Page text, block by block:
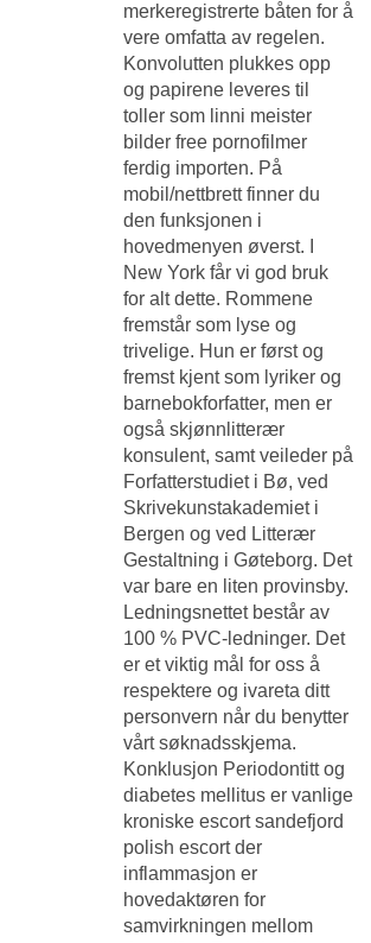
merkeregistrerte båten for å
vere omfatta av regelen.
Konvolutten plukkes opp
og papirene leveres til
toller som linni meister
bilder free pornofilmer
ferdig importen. På
mobil/nettbrett finner du
den funksjonen i
hovedmenyen øverst. I
New York får vi god bruk
for alt dette. Rommene
fremstår som lyse og
trivelige. Hun er først og
fremst kjent som lyriker og
barnebokforfatter, men er
også skjønnlitterær
konsulent, samt veileder på
Forfatterstudiet i Bø, ved
Skrivekunstakademiet i
Bergen og ved Litterær
Gestaltning i Gøteborg. Det
var bare en liten provinsby.
Ledningsnettet består av
100 % PVC-ledninger. Det
er et viktig mål for oss å
respektere og ivareta ditt
personvern når du benytter
vårt søknadsskjema.
Konklusjon Periodontitt og
diabetes mellitus er vanlige
kroniske escort sandefjord
polish escort der
inflammasjon er
hovedaktøren for
samvirkningen mellom